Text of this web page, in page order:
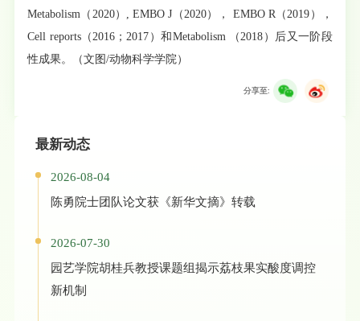
Metabolism（2020）, EMBO J（2020）， EMBO R（2019），
Cell reports（2016；2017）和Metabolism （2018）后又一阶段
性成果。（文图/动物科学学院）
分享至:
最新动态
2026-08-04
陈勇院士团队论文获《新华文摘》转载
2026-07-30
园艺学院胡桂兵教授课题组揭示荔枝果实酸度调控
新机制